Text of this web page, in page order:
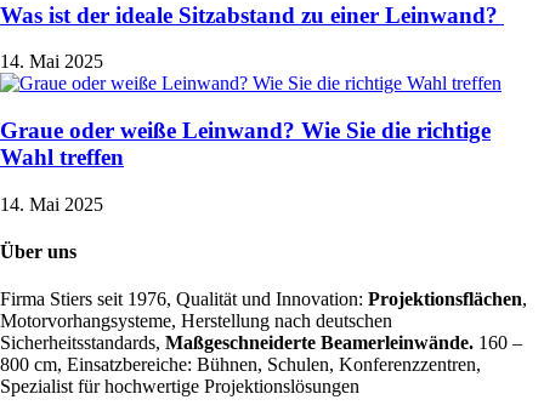
Was ist der ideale Sitzabstand zu einer Leinwand?
14. Mai 2025
Graue oder weiße Leinwand? Wie Sie die richtige
Wahl treffen
14. Mai 2025
Über uns
Firma Stiers seit 1976, Qualität und Innovation: Projektionsflächen,
Motorvorhangsysteme, Herstellung nach deutschen
Sicherheitsstandards, Maßgeschneiderte Beamerleinwände. 160 –
800 cm, Einsatzbereiche: Bühnen, Schulen, Konferenzzentren,
Spezialist für hochwertige Projektionslösungen